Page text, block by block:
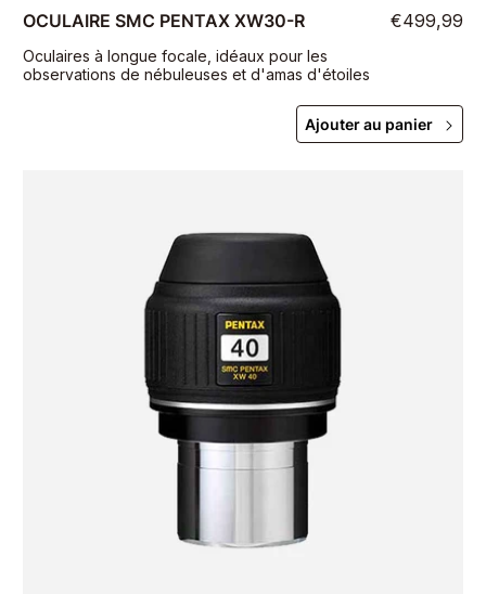
OCULAIRE SMC PENTAX XW30-R
Oculaires à longue focale, idéaux pour les
observations de nébuleuses et d'amas d'étoiles
€499,99
Ajouter au panier